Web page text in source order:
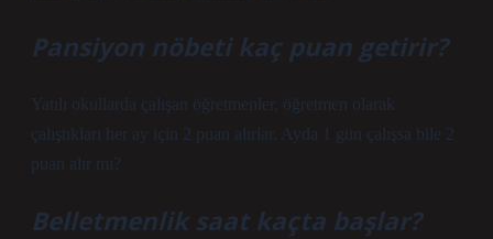
Pansiyon nöbeti kaç puan getirir?
Yatılı okullarda çalışan öğretmenler, öğretmen olarak
çalıştıkları her ay için 2 puan alırlar. Ayda 1 gün çalışsa bile 2
puan alır mı?
Belletmenlik saat kaçta başlar?